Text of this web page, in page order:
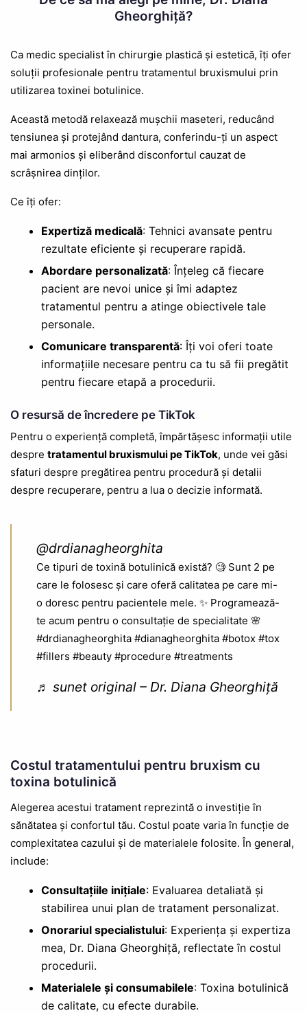
Gheorghiță?
Ca medic specialist în chirurgie plastică și estetică, îți ofer
soluții profesionale pentru tratamentul bruxismului prin
utilizarea toxinei botulinice.
Această metodă relaxează mușchii maseteri, reducând
tensiunea și protejând dantura, conferindu-ți un aspect
mai armonios și eliberând disconfortul cauzat de
scrâșnirea dinților.
Ce îți ofer:
Expertiză medicală: Tehnici avansate pentru
rezultate eficiente și recuperare rapidă.
Abordare personalizată: Înțeleg că fiecare
pacient are nevoi unice și îmi adaptez
tratamentul pentru a atinge obiectivele tale
personale.
Comunicare transparentă: Îți voi oferi toate
informațiile necesare pentru ca tu să fii pregătit
pentru fiecare etapă a procedurii.
O resursă de încredere pe TikTok
Pentru o experiență completă, împărtășesc informații utile
despre tratamentul bruxismului pe TikTok, unde vei găsi
sfaturi despre pregătirea pentru procedură și detalii
despre recuperare, pentru a lua o decizie informată.
@drdianagheorghita
Ce tipuri de toxină botulinică există? 🧐 Sunt 2 pe
care le folosesc și care oferă calitatea pe care mi-
o doresc pentru pacientele mele. ✨ Programează-
te acum pentru o consultație de specialitate 🌸
#drdianagheorghita #dianagheorghita #botox #tox
#fillers #beauty #procedure #treatments
♬ sunet original – Dr. Diana Gheorghiță
Costul tratamentului pentru bruxism cu
toxina botulinică
Alegerea acestui tratament reprezintă o investiție în
sănătatea și confortul tău. Costul poate varia în funcție de
complexitatea cazului și de materialele folosite. În general,
include:
Consultațiile inițiale: Evaluarea detaliată și
stabilirea unui plan de tratament personalizat.
Onorariul specialistului: Experiența și expertiza
mea, Dr. Diana Gheorghiță, reflectate în costul
procedurii.
Materialele și consumabilele: Toxina botulinică
de calitate, cu efecte durabile.